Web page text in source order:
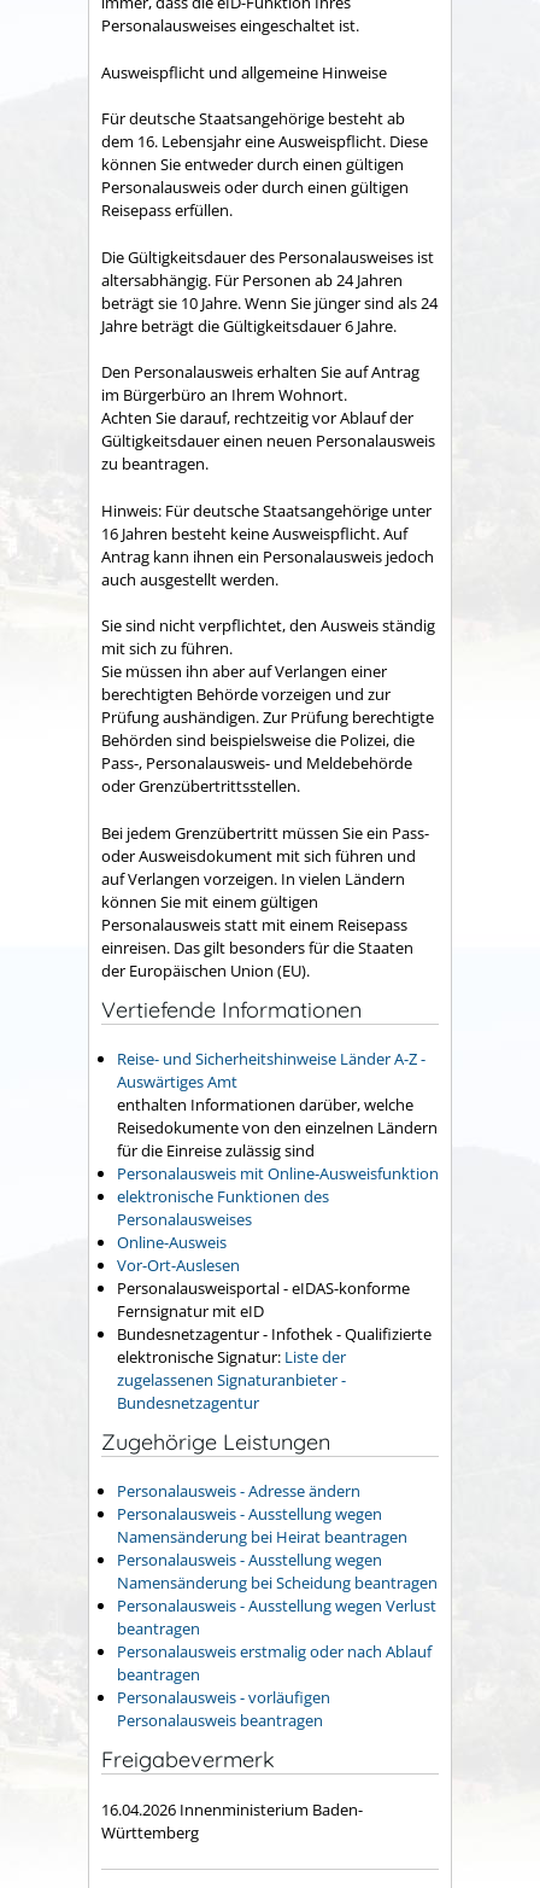
Personalausweises eingeschaltet ist.
Ausweispflicht und allgemeine Hinweise
Für deutsche Staatsangehörige besteht ab
dem 16. Lebensjahr eine Ausweispflicht. Diese
können Sie entweder durch einen gültigen
Personalausweis oder durch einen gültigen
Reisepass erfüllen.
Die Gültigkeitsdauer des Personalausweises ist
altersabhängig. Für Personen ab 24 Jahren
beträgt sie 10 Jahre. Wenn Sie jünger sind als 24
Jahre beträgt die Gültigkeitsdauer 6 Jahre.
Den Personalausweis erhalten Sie auf Antrag
im Bürgerbüro an Ihrem Wohnort.
Achten Sie darauf, rechtzeitig vor Ablauf der
Gültigkeitsdauer einen neuen Personalausweis
zu beantragen.
Hinweis: Für deutsche Staatsangehörige unter
16 Jahren besteht keine Ausweispflicht. Auf
Antrag kann ihnen ein Personalausweis jedoch
auch ausgestellt werden.
Sie sind nicht verpflichtet, den Ausweis ständig
mit sich zu führen.
Sie müssen ihn aber auf Verlangen einer
berechtigten Behörde vorzeigen und zur
Prüfung aushändigen. Zur Prüfung berechtigte
Behörden sind beispielsweise die Polizei, die
Pass-, Personalausweis- und Meldebehörde
oder Grenzübertrittsstellen.
Bei jedem Grenzübertritt müssen Sie ein Pass-
oder Ausweisdokument mit sich führen und
auf Verlangen vorzeigen. In vielen Ländern
können Sie mit einem gültigen
Personalausweis statt mit einem Reisepass
einreisen. Das gilt besonders für die Staaten
der Europäischen Union (EU).
Vertiefende Informationen
Reise- und Sicherheitshinweise Länder A-Z -
Auswärtiges Amt
enthalten Informationen darüber, welche
Reisedokumente von den einzelnen Ländern
für die Einreise zulässig sind
Personalausweis mit Online-Ausweisfunktion
elektronische Funktionen des
Personalausweises
Online-Ausweis
Vor-Ort-Auslesen
Personalausweisportal - eIDAS-konforme
Fernsignatur mit eID
Bundesnetzagentur - Infothek - Qualifizierte
elektronische Signatur: Liste der
zugelassenen Signaturanbieter -
Bundesnetzagentur
Zugehörige Leistungen
Personalausweis - Adresse ändern
Personalausweis - Ausstellung wegen
Namensänderung bei Heirat beantragen
Personalausweis - Ausstellung wegen
Namensänderung bei Scheidung beantragen
Personalausweis - Ausstellung wegen Verlust
beantragen
Personalausweis erstmalig oder nach Ablauf
beantragen
Personalausweis - vorläufigen
Personalausweis beantragen
Freigabevermerk
16.04.2026 Innenministerium Baden-
Württemberg